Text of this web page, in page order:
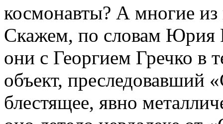
космонавты? А многие из
Скажем, по словам Юрия
они с Георгием Гречко в
объект, преследовавший «
блестящее, явно